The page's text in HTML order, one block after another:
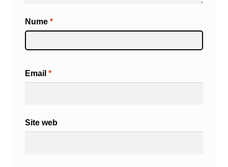
Nume *
Email *
Site web